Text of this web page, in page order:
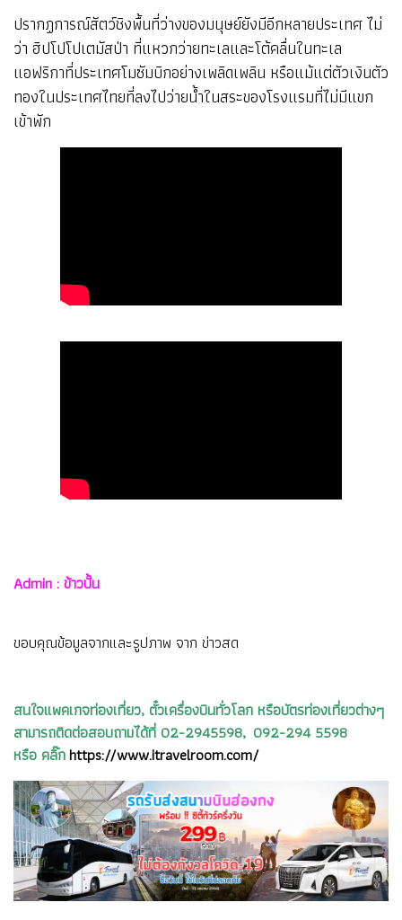
ปรากฏการณ์สัตว์ชิงพื้นที่ว่างของมนุษย์ยังมีอีกหลายประเทศ ไม่
ว่า ฮิปโปโปเตมัสป่า ที่แหวกว่ายทะเลและโต้คลื่นในทะเล
แอฟริกาที่ประเทศโมซัมบิกอย่างเพลิดเพลิน หรือแม้แต่ตัวเงินตัว
ทองในประเทศไทยที่ลงไปว่ายน้ำในสระของโรงแรมที่ไม่มีแขก
เข้าพัก
Admin : ข้าวปั้น
ขอบคุณข้อมูลจากและรูปภาพ จาก ข่าวสด
สนใจแพคเกจท่องเที่ยว, ตั๋วเครื่องบินทั่วโลก หรือบัตรท่องเที่ยวต่างๆ
สามารถติดต่อสอบถามได้ที่ 02-2945598, 092-294 5598
หรือ คลิ๊กhttps://www.itravelroom.com/